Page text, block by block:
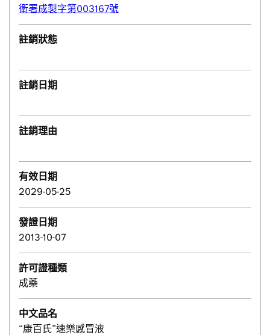
衛署成製字第003167號
註銷狀態
註銷日期
註銷理由
有效日期
2029-05-25
發證日期
2013-10-07
許可證種類
成藥
中文品名
“康百氏”速樂感冒液